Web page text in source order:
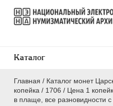
Главная / Каталог монет
копейка / 1706 / Цена 1
в плаще, все разновидности
Каталог